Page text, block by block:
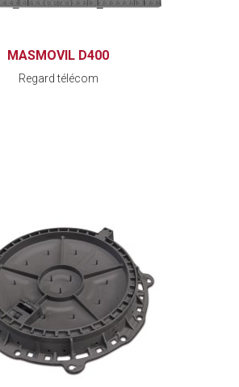
MASMOVIL D400
Regard télécom